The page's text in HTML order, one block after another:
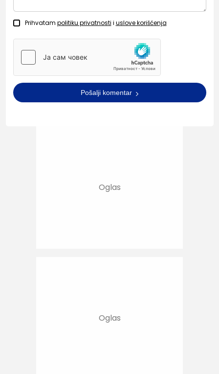
Prihvatam politiku privatnosti i uslove korišćenja
Pošalji komentar